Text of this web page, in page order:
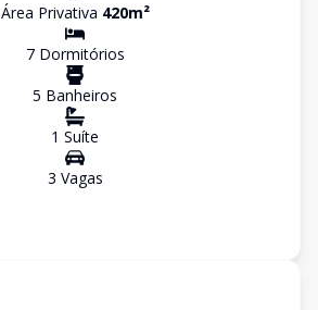
Área Privativa 420m²
7Dormitórios
5 Banheiros
1 Suíte
3 Vagas